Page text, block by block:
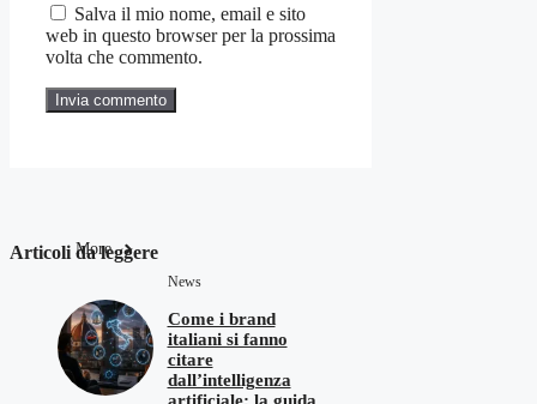
Salva il mio nome, email e sito
web in questo browser per la prossima
volta che commento.
Articoli da leggere
More
News
Come i brand
italiani si fanno
citare
dall’intelligenza
artificiale: la guida